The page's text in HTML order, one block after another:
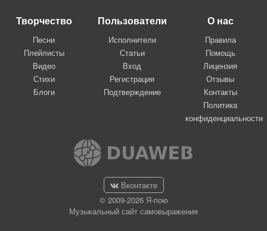
Творчество
Песни
Плейлисты
Видео
Стихи
Блоги
Пользователи
Исполнители
Статьи
Вход
Регистрация
Подтверждение
О нас
Правила
Помощь
Лицензия
Отзывы
Контакты
Политика
конфиденциальности
Вконтакте
© 2009-2026 Я-пою
Музыкальный сайт самовыражения